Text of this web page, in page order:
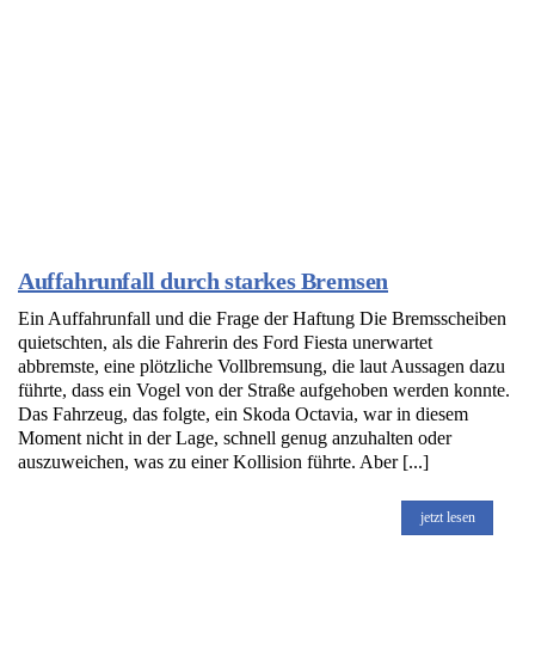
Auffahrunfall durch starkes Bremsen
Ein Auffahrunfall und die Frage der Haftung Die Bremsscheiben
quietschten, als die Fahrerin des Ford Fiesta unerwartet
abbremste, eine plötzliche Vollbremsung, die laut Aussagen dazu
führte, dass ein Vogel von der Straße aufgehoben werden konnte.
Das Fahrzeug, das folgte, ein Skoda Octavia, war in diesem
Moment nicht in der Lage, schnell genug anzuhalten oder
auszuweichen, was zu einer Kollision führte. Aber [...]
jetzt lesen